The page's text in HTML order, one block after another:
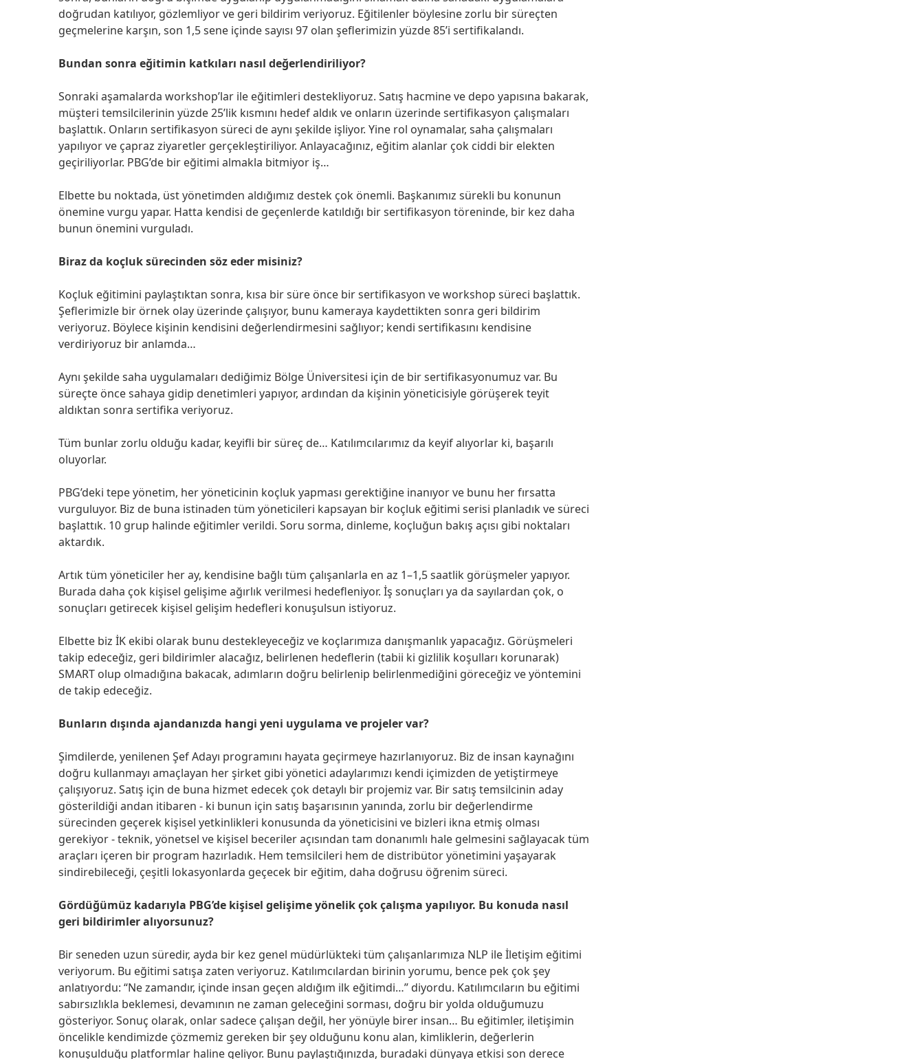
doğrudan katılıyor, gözlemliyor ve geri bildirim veriyoruz. Eğitilenler böylesine zorlu bir süreçten
geçmelerine karşın, son 1,5 sene içinde sayısı 97 olan şeflerimizin yüzde 85’i sertifikalandı.
Bundan sonra eğitimin katkıları nasıl değerlendiriliyor?
Sonraki aşamalarda workshop’lar ile eğitimleri destekliyoruz. Satış hacmine ve depo yapısına bakarak,
müşteri temsilcilerinin yüzde 25’lik kısmını hedef aldık ve onların üzerinde sertifikasyon çalışmaları
başlattık. Onların sertifikasyon süreci de aynı şekilde işliyor. Yine rol oynamalar, saha çalışmaları
yapılıyor ve çapraz ziyaretler gerçekleştiriliyor. Anlayacağınız, eğitim alanlar çok ciddi bir elekten
geçiriliyorlar. PBG’de bir eğitimi almakla bitmiyor iş…
Elbette bu noktada, üst yönetimden aldığımız destek çok önemli. Başkanımız sürekli bu konunun
önemine vurgu yapar. Hatta kendisi de geçenlerde katıldığı bir sertifikasyon töreninde, bir kez daha
bunun önemini vurguladı.
Biraz da koçluk sürecinden söz eder misiniz?
Koçluk eğitimini paylaştıktan sonra, kısa bir süre önce bir sertifikasyon ve workshop süreci başlattık.
Şeflerimizle bir örnek olay üzerinde çalışıyor, bunu kameraya kaydettikten sonra geri bildirim
veriyoruz. Böylece kişinin kendisini değerlendirmesini sağlıyor; kendi sertifikasını kendisine
verdiriyoruz bir anlamda…
Aynı şekilde saha uygulamaları dediğimiz Bölge Üniversitesi için de bir sertifikasyonumuz var. Bu
süreçte önce sahaya gidip denetimleri yapıyor, ardından da kişinin yöneticisiyle görüşerek teyit
aldıktan sonra sertifika veriyoruz.
Tüm bunlar zorlu olduğu kadar, keyifli bir süreç de… Katılımcılarımız da keyif alıyorlar ki, başarılı
oluyorlar.
PBG’deki tepe yönetim, her yöneticinin koçluk yapması gerektiğine inanıyor ve bunu her fırsatta
vurguluyor. Biz de buna istinaden tüm yöneticileri kapsayan bir koçluk eğitimi serisi planladık ve süreci
başlattık. 10 grup halinde eğitimler verildi. Soru sorma, dinleme, koçluğun bakış açısı gibi noktaları
aktardık.
Artık tüm yöneticiler her ay, kendisine bağlı tüm çalışanlarla en az 1–1,5 saatlik görüşmeler yapıyor.
Burada daha çok kişisel gelişime ağırlık verilmesi hedefleniyor. İş sonuçları ya da sayılardan çok, o
sonuçları getirecek kişisel gelişim hedefleri konuşulsun istiyoruz.
Elbette biz İK ekibi olarak bunu destekleyeceğiz ve koçlarımıza danışmanlık yapacağız. Görüşmeleri
takip edeceğiz, geri bildirimler alacağız, belirlenen hedeflerin (tabii ki gizlilik koşulları korunarak)
SMART olup olmadığına bakacak, adımların doğru belirlenip belirlenmediğini göreceğiz ve yöntemini
de takip edeceğiz.
Bunların dışında ajandanızda hangi yeni uygulama ve projeler var?
Şimdilerde, yenilenen Şef Adayı programını hayata geçirmeye hazırlanıyoruz. Biz de insan kaynağını
doğru kullanmayı amaçlayan her şirket gibi yönetici adaylarımızı kendi içimizden de yetiştirmeye
çalışıyoruz. Satış için de buna hizmet edecek çok detaylı bir projemiz var. Bir satış temsilcinin aday
gösterildiği andan itibaren - ki bunun için satış başarısının yanında, zorlu bir değerlendirme
sürecinden geçerek kişisel yetkinlikleri konusunda da yöneticisini ve bizleri ikna etmiş olması
gerekiyor - teknik, yönetsel ve kişisel beceriler açısından tam donanımlı hale gelmesini sağlayacak tüm
araçları içeren bir program hazırladık. Hem temsilcileri hem de distribütor yönetimini yaşayarak
sindirebileceği, çeşitli lokasyonlarda geçecek bir eğitim, daha doğrusu öğrenim süreci.
Gördüğümüz kadarıyla PBG’de kişisel gelişime yönelik çok çalışma yapılıyor. Bu konuda nasıl
geri bildirimler alıyorsunuz?
Bir seneden uzun süredir, ayda bir kez genel müdürlükteki tüm çalışanlarımıza NLP ile İletişim eğitimi
veriyorum. Bu eğitimi satışa zaten veriyoruz. Katılımcılardan birinin yorumu, bence pek çok şey
anlatıyordu: “Ne zamandır, içinde insan geçen aldığım ilk eğitimdi…” diyordu. Katılımcıların bu eğitimi
sabırsızlıkla beklemesi, devamının ne zaman geleceğini sorması, doğru bir yolda olduğumuzu
gösteriyor. Sonuç olarak, onlar sadece çalışan değil, her yönüyle birer insan… Bu eğitimler, iletişimin
öncelikle kendimizde çözmemiz gereken bir şey olduğunu konu alan, kimliklerin, değerlerin
konuşulduğu platformlar haline geliyor. Bunu paylaştığınızda, buradaki dünyaya etkisi son derece